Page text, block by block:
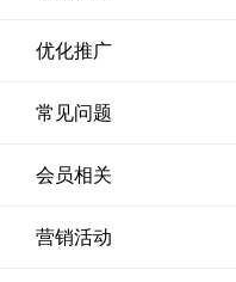
优化推广
常见问题
会员相关
营销活动